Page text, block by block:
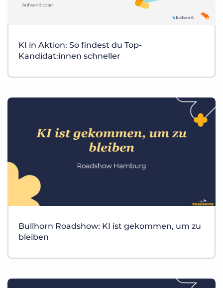
KI in Aktion: So findest du Top-
Kandidat:innen schneller
Bullhorn Roadshow: KI ist gekommen, um zu
bleiben